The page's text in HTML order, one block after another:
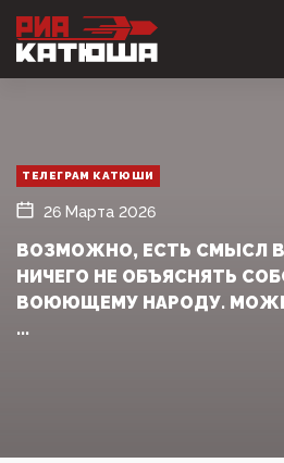
ТЕЛЕГРАМ КАТЮШИ
26 Марта 2026
ВОЗМОЖНО, ЕСТЬ СМЫСЛ
НИЧЕГО НЕ ОБЪЯСНЯТЬ
ВОЮЮЩЕМУ НАРОДУ.
...